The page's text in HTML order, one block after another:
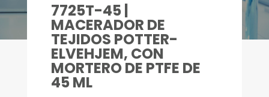
7725T-45 |
MACERADOR DE
TEJIDOS POTTER-
ELVEHJEM, CON
MORTERO DE PTFE DE
45 ML